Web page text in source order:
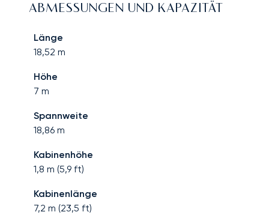
ABMESSUNGEN UND KAPAZITÄT
Länge
18,52 m
Höhe
7 m
Spannweite
18,86 m
Kabinenhöhe
1,8 m (5,9 ft)
Kabinenlänge
7,2 m (23,5 ft)